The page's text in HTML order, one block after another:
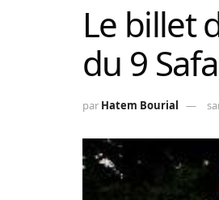
Le billet
du 9
par Hatem Bourial